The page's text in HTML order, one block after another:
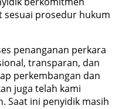
prosedur hukum
penanganan perkara
transparan, dan
perkembangan dan
juga telah kami
Saat ini penyidik masih